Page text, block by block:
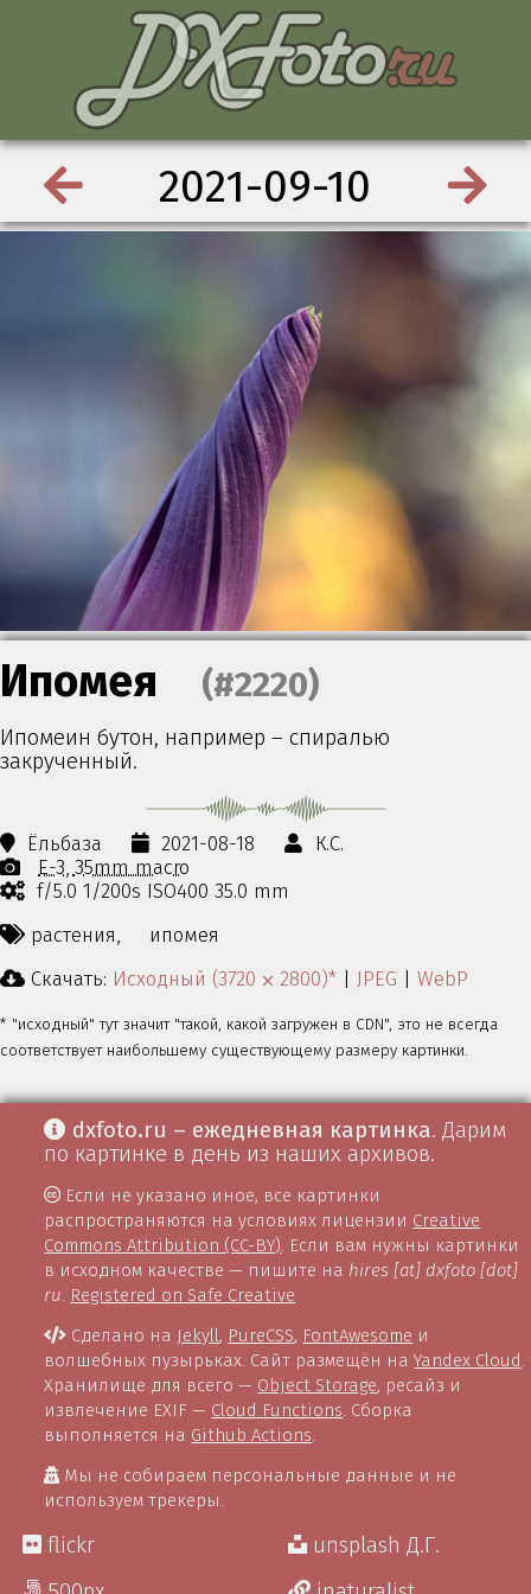
2021-09-10
Ипомея (#2220)
Ипомеин бутон, например – спиралью
закрученный.
Ёльбаза 2021-08-18
К.С.
E-3 35mm macro
f/5.0 1/200s ISO400 35.0 mm
растения,
ипомея
Скачать: Исходный (3720 ⨉ 2800)* | JPEG | WebP
* "исходный" тут значит "такой, какой загружен в CDN", это не всегда
соответствует наибольшему существующему размеру картинки.
dxfoto.ru – ежедневная картинка. Дарим
по картинке в день из наших архивов.
Если не указано иное, все картинки
распространяются на условиях лицензии Creative
Commons Attribution (CC-BY) . Если вам нужны картинки
в исходном качестве — пишите на hires [at] dxfoto [dot]
ru Registered on Safe Creative
Сделано на Jekyll, PureCSS, FontAwesome и
волшебных пузырьках. Сайт размещён наYandex Cloud
Хранилище для всего — Object Storage, ресайз и
извлечение EXIF — Cloud Functions . Сборка
выполняется на Github Actions
Мы не собираем персональные данные и не
используем трекеры.
flickr
unsplash Д.Г.